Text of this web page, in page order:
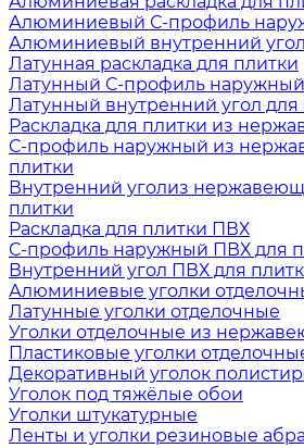
Алюминиевый С-профиль
Алюминиевый внутренний
Латунная раскладка для плитки
Латунный С-профиль наружный
Латунный внутренний угол для
Раскладка для плитки из
С-профиль наружный из
плитки
Внутренний уголиз
плитки
Раскладка для плитки ПВХ
С-профиль наружный ПВХ для
Внутренний угол ПВХ для
Алюминиевые уголки
Латунные уголки отделочные
Уголки отделочные из
Пластиковые уголки
Декоративный уголок
Уголок под тяжёлые обои
Уголки штукатурные
Ленты и уголки резиновые